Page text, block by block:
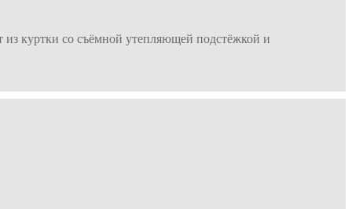
из куртки со съёмной утепляющей подстёжкой и